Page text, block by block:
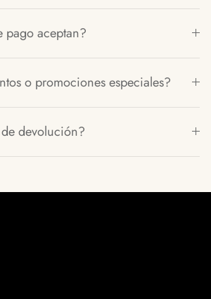
pago aceptan?
o promociones especiales?
devolución?